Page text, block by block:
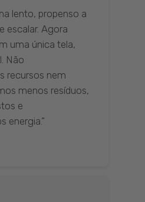
lento, propenso a
escalar. Agora
uma única tela,
Não
recursos nem
menos resíduos,
e
energia.”